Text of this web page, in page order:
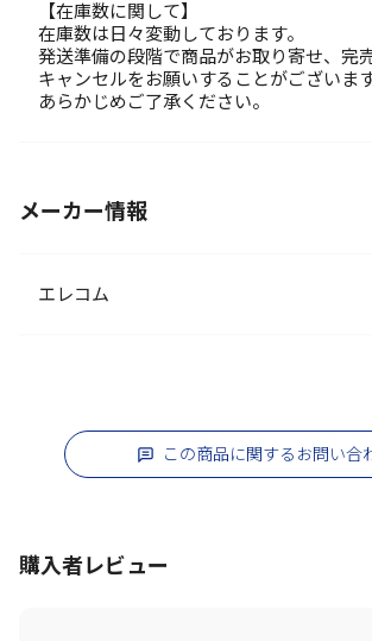
【在庫数に関して】
在庫数は日々変動しております。
発送準備の段階で商品がお取り寄せ、完
キャンセルをお願いすることがございます
あらかじめご了承ください。
メーカー情報
エレコム
この商品に関するお問い合
購入者レビュー